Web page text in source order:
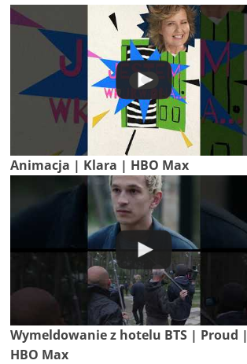
Animacja | Klara | HBO Max
Wymeldowanie z hotelu BTS | Proud |
HBO Max